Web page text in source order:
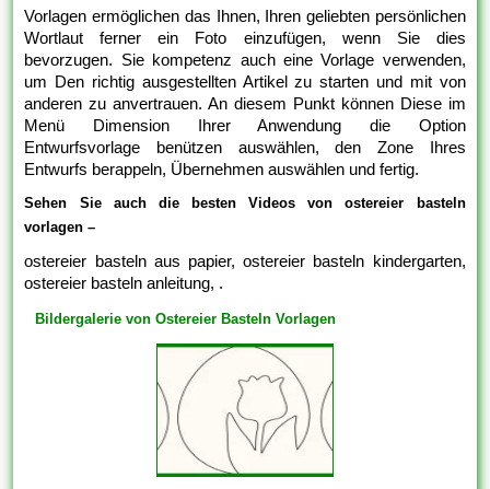
Vorlagen ermöglichen das Ihnen, Ihren geliebten persönlichen
Wortlaut ferner ein Foto einzufügen, wenn Sie dies
bevorzugen. Sie kompetenz auch eine Vorlage verwenden,
um Den richtig ausgestellten Artikel zu starten und mit von
anderen zu anvertrauen. An diesem Punkt können Diese im
Menü Dimension Ihrer Anwendung die Option
Entwurfsvorlage benützen auswählen, den Zone Ihres
Entwurfs berappeln, Übernehmen auswählen und fertig.
Sehen Sie auch die besten Videos von ostereier basteln
vorlagen –
ostereier basteln aus papier, ostereier basteln kindergarten,
ostereier basteln anleitung, .
Bildergalerie von Ostereier Basteln Vorlagen